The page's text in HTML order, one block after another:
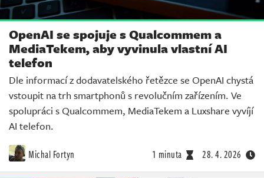
OpenAI se spojuje s Qualcommem a
MediaTekem, aby vyvinula vlastní AI
telefon
Dle informací z dodavatelského řetězce se OpenAI chystá
vstoupit na trh smartphonů s revolučním zařízením. Ve
spolupráci s Qualcommem, MediaTekem a Luxshare vyvíjí
AI telefon.
Michal Fortyn 1 minuta 28. 4. 2026